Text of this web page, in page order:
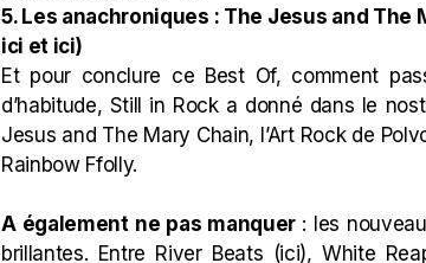
5. Les anachroniques : The Jesus and The
ici et ici)
Et pour conclure ce Best Of, comment
d’habitude, Still in Rock a donné dans le
Jesus and The Mary Chain, l’Art Rock de
Rainbow Ffolly.
A également ne pas manquer : les
brillantes. Entre River Beats (ici), White